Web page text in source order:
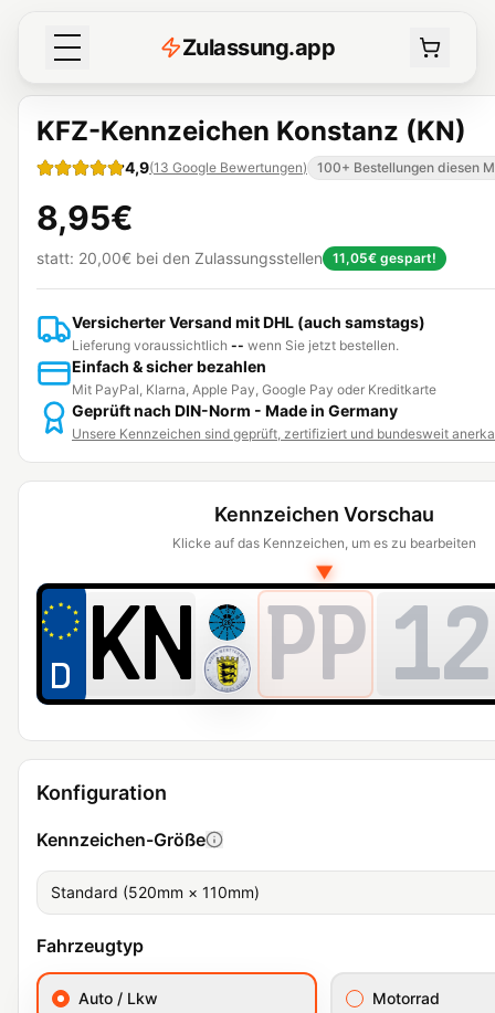
Zulassung.app
KFZ-Kennzeichen Konstanz (KN)
4,9(13 Google Bewertungen) 100+ Bestellungen diesen
8,95€
statt: 20,00€ bei den Zulassungsstellen 11,05€ gespart!
Versicherter Versand mit DHL (auch samstags)
Lieferung voraussichtlich -- wenn Sie jetzt bestellen.
Einfach & sicher bezahlen
Mit PayPal, Klarna, Apple Pay, Google Pay oder Kreditkarte
Geprüft nach DIN-Norm - Made in Germany
Unsere Kennzeichen sind geprüft, zertifiziert und bundesweit
Konfiguration
Kennzeichen-Größe
Standard (520mm × 110mm)
Fahrzeugtyp
Auto / Lkw Motorrad
Kennzeichen Vorschau
Klicke auf das Kennzeichen, um es zu bearbeiten
▼
PP